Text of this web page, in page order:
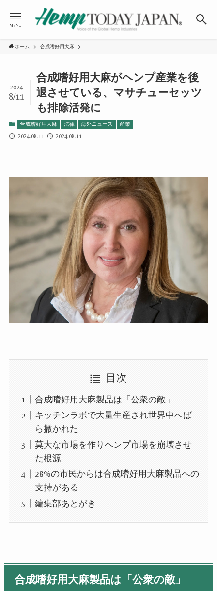
MENU
ホーム 合成嗜好用大麻
合成嗜好用大麻がヘンプ産業を後
退させている、マサチューセッツ
も排除活発に
2024
8/11
合成嗜好用大麻 法律 海外ニュース 産業
2024.08.11 2024.08.11
目次
合成嗜好用大麻製品は「公衆の敵」
キッチンラボで大量生産され世界中へば
ら撒かれた
莫大な市場を作りヘンプ市場を崩壊させ
た根源
28%の市民からは合成嗜好用大麻製品への
支持がある
編集部あとがき
合成嗜好用大麻製品は「公衆の敵」